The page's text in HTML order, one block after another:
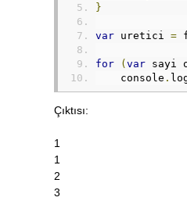
}
var uretici =
for (var sayi
    console
.
Çıktısı:
1
1
2
3